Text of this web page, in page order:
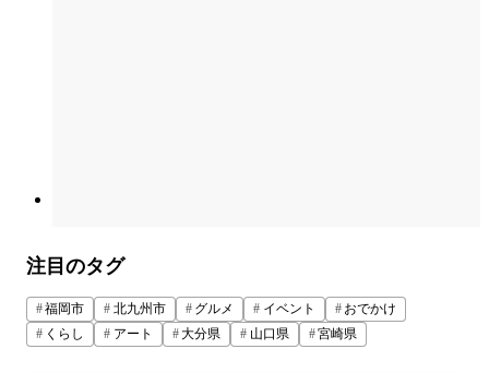
注目のタグ
福岡市 北九州市 グルメ イベント
おでかけ
くらし
アート 大分県 山口県 宮崎県